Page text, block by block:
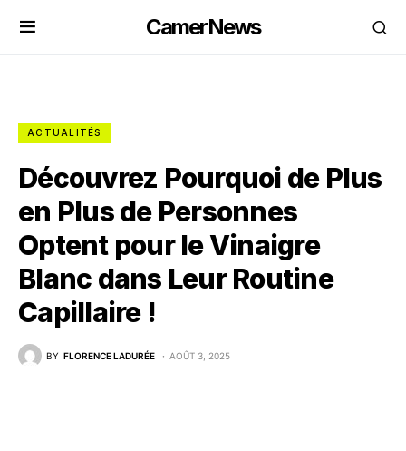
CamerNews
ACTUALITÉS
Découvrez Pourquoi de Plus
en Plus de Personnes
Optent pour le Vinaigre
Blanc dans Leur Routine
Capillaire !
BY FLORENCE LADURÉE AOÛT 3, 2025